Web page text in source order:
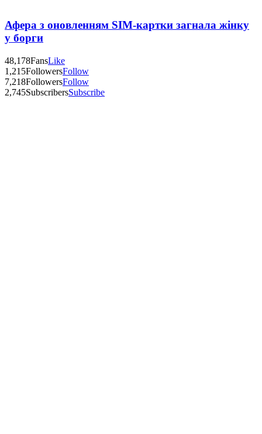
Афера з оновленням SIM-картки загнала жінку
у борги
48,178FansLike
1,215FollowersFollow
7,218FollowersFollow
2,745SubscribersSubscribe